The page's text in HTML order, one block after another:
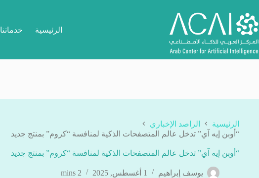
إلى
المحتوى
الرئيسية خدماتنا
الرئيسية
الراصد الإخباري
“أوبن إيه آي” تدخل عالم المتصفحات الذكية لمنافسة “كروم” بمنتج جديد
“أوبن إيه آي” تدخل عالم المتصفحات الذكية لمنافسة “كروم” بمنتج جديد
يوسف إبراهيم 1 أغسطس, 2025 2 mins